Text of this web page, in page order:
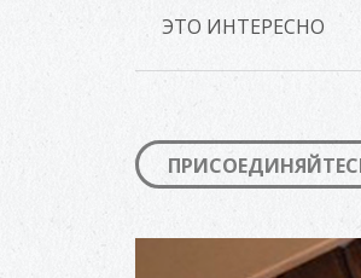
ЭТО ИНТЕРЕСНО